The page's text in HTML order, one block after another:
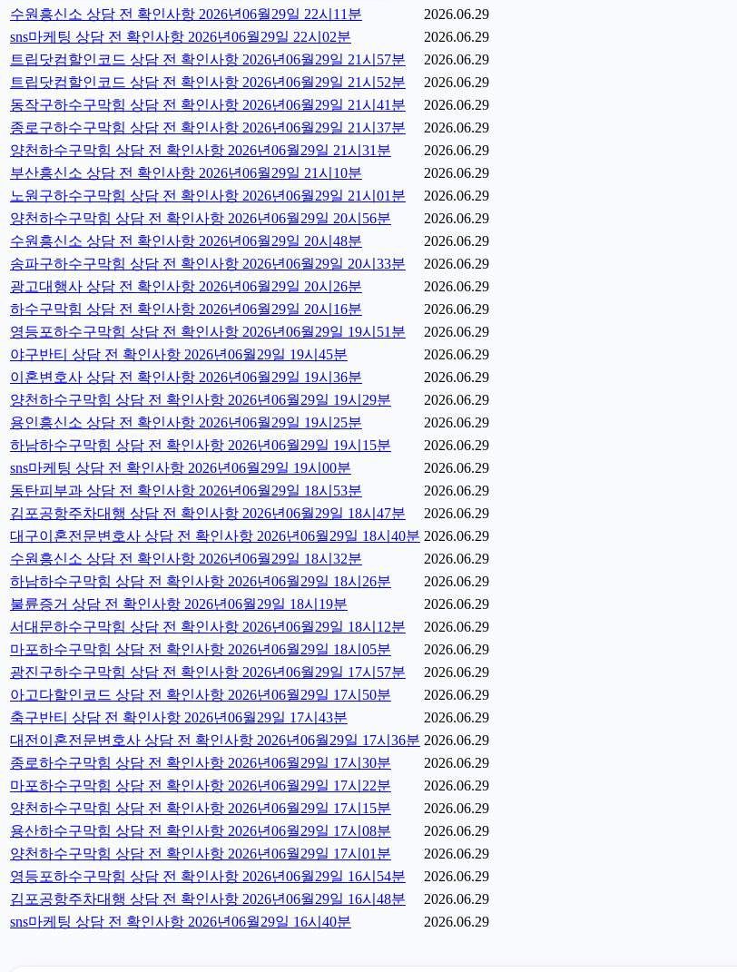
수원흥신소 상담 전 확인사항 2026년06월29일 22시11분
2026.06.29
sns마케팅 상담 전 확인사항 2026년06월29일 22시02분
2026.06.29
트립닷컴할인코드 상담 전 확인사항 2026년06월29일 21시57분
2026.06.29
트립닷컴할인코드 상담 전 확인사항 2026년06월29일 21시52분
2026.06.29
동작구하수구막힘 상담 전 확인사항 2026년06월29일 21시41분
2026.06.29
종로구하수구막힘 상담 전 확인사항 2026년06월29일 21시37분
2026.06.29
양천하수구막힘 상담 전 확인사항 2026년06월29일 21시31분
2026.06.29
부산흥신소 상담 전 확인사항 2026년06월29일 21시10분
2026.06.29
노원구하수구막힘 상담 전 확인사항 2026년06월29일 21시01분
2026.06.29
양천하수구막힘 상담 전 확인사항 2026년06월29일 20시56분
2026.06.29
수원흥신소 상담 전 확인사항 2026년06월29일 20시48분
2026.06.29
송파구하수구막힘 상담 전 확인사항 2026년06월29일 20시33분
2026.06.29
광고대행사 상담 전 확인사항 2026년06월29일 20시26분
2026.06.29
하수구막힘 상담 전 확인사항 2026년06월29일 20시16분
2026.06.29
영등포하수구막힘 상담 전 확인사항 2026년06월29일 19시51분
2026.06.29
야구반티 상담 전 확인사항 2026년06월29일 19시45분
2026.06.29
이혼변호사 상담 전 확인사항 2026년06월29일 19시36분
2026.06.29
양천하수구막힘 상담 전 확인사항 2026년06월29일 19시29분
2026.06.29
용인흥신소 상담 전 확인사항 2026년06월29일 19시25분
2026.06.29
하남하수구막힘 상담 전 확인사항 2026년06월29일 19시15분
2026.06.29
sns마케팅 상담 전 확인사항 2026년06월29일 19시00분
2026.06.29
동탄피부과 상담 전 확인사항 2026년06월29일 18시53분
2026.06.29
김포공항주차대행 상담 전 확인사항 2026년06월29일 18시47분
2026.06.29
대구이혼전문변호사 상담 전 확인사항 2026년06월29일 18시40분 2026.06.29
수원흥신소 상담 전 확인사항 2026년06월29일 18시32분
2026.06.29
하남하수구막힘 상담 전 확인사항 2026년06월29일 18시26분
2026.06.29
불륜증거 상담 전 확인사항 2026년06월29일 18시19분
2026.06.29
서대문하수구막힘 상담 전 확인사항 2026년06월29일 18시12분
2026.06.29
마포하수구막힘 상담 전 확인사항 2026년06월29일 18시05분
2026.06.29
광진구하수구막힘 상담 전 확인사항 2026년06월29일 17시57분
2026.06.29
아고다할인코드 상담 전 확인사항 2026년06월29일 17시50분
2026.06.29
축구반티 상담 전 확인사항 2026년06월29일 17시43분
2026.06.29
대전이혼전문변호사 상담 전 확인사항 2026년06월29일 17시36분 2026.06.29
종로하수구막힘 상담 전 확인사항 2026년06월29일 17시30분
2026.06.29
마포하수구막힘 상담 전 확인사항 2026년06월29일 17시22분
2026.06.29
양천하수구막힘 상담 전 확인사항 2026년06월29일 17시15분
2026.06.29
용산하수구막힘 상담 전 확인사항 2026년06월29일 17시08분
2026.06.29
양천하수구막힘 상담 전 확인사항 2026년06월29일 17시01분
2026.06.29
영등포하수구막힘 상담 전 확인사항 2026년06월29일 16시54분
2026.06.29
김포공항주차대행 상담 전 확인사항 2026년06월29일 16시48분
2026.06.29
sns마케팅 상담 전 확인사항 2026년06월29일 16시40분
2026.06.29